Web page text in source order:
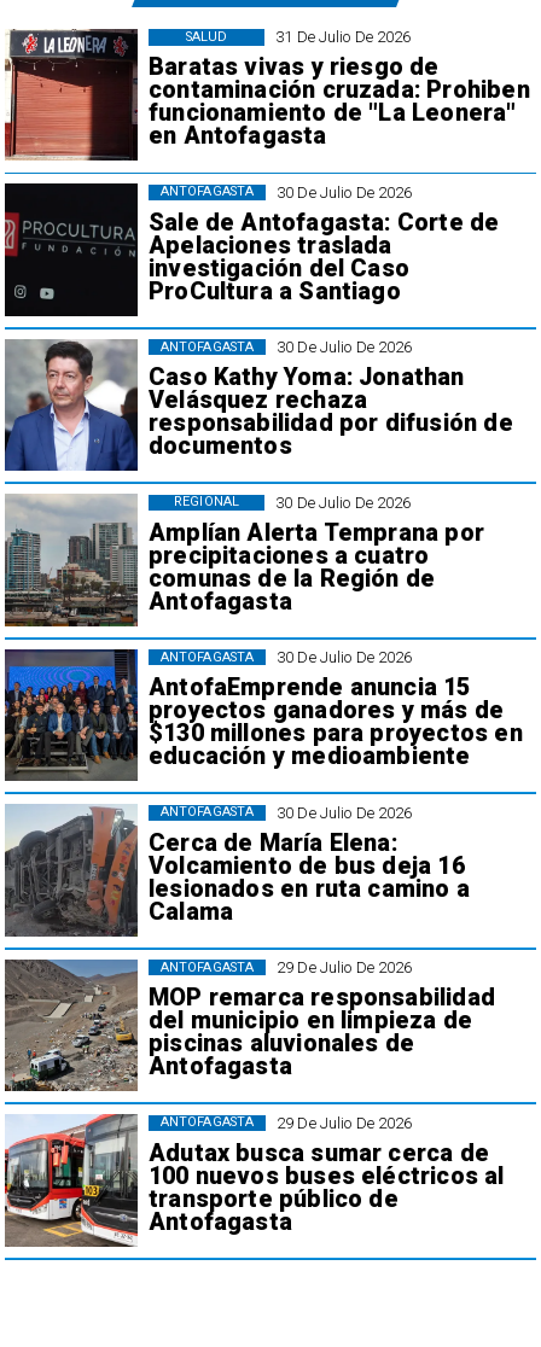
31 De Julio De 2026
Baratas vivas y riesgo de
contaminación cruzada: Prohiben
funcionamiento de "La Leonera"
en Antofagasta
SALUD
30 De Julio De 2026
Sale de Antofagasta: Corte de
Apelaciones traslada
investigación del Caso
ProCultura a Santiago
ANTOFAGASTA
30 De Julio De 2026
Caso Kathy Yoma: Jonathan
Velásquez rechaza
responsabilidad por difusión de
documentos
ANTOFAGASTA
30 De Julio De 2026
Amplían Alerta Temprana por
precipitaciones a cuatro
comunas de la Región de
Antofagasta
REGIONAL
30 De Julio De 2026
AntofaEmprende anuncia 15
proyectos ganadores y más de
$130 millones para proyectos en
educación y medioambiente
ANTOFAGASTA
30 De Julio De 2026
Cerca de María Elena:
Volcamiento de bus deja 16
lesionados en ruta camino a
Calama
ANTOFAGASTA
29 De Julio De 2026
MOP remarca responsabilidad
del municipio en limpieza de
piscinas aluvionales de
Antofagasta
ANTOFAGASTA
29 De Julio De 2026
Adutax busca sumar cerca de
100 nuevos buses eléctricos al
transporte público de
Antofagasta
ANTOFAGASTA